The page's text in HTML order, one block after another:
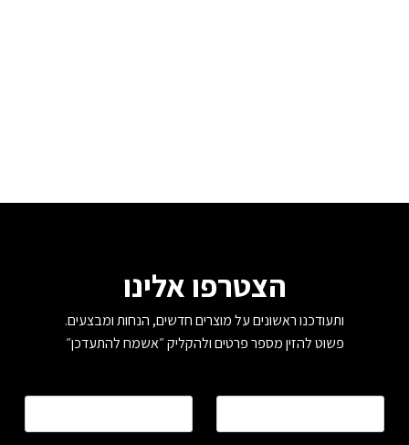
הצטרפו אלינו
ותעודכנו ראשונים על מוצרים חדשים, הנחות ומבצעים.
פשוט להזין מספר פרטים ולהקליק ״אשמח להתעדכן״